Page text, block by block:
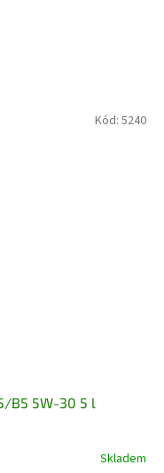
B5 5W-30 5 l
Skladem
Kód: 5240